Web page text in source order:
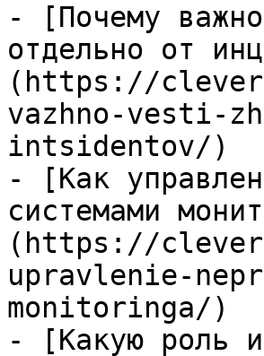
- [Почему
отдельно от
(https://
vazhno-vesti-
intsidentov/)
- [Как
системами
(https://
upravlenie-
monitoringa/)
- [Какую роль